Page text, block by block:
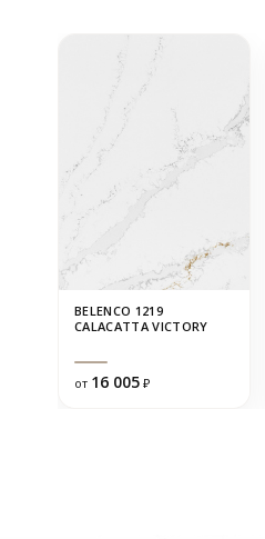
BELENCO 1219
CALACATTA VICTORY
от 16 005 ₽